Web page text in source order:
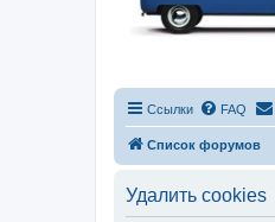
Ссылки FAQ
Список форумов
Удалить cookies